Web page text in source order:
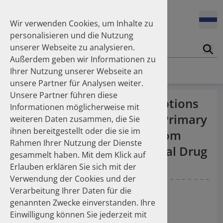
Homepage Publikationen
Feldt Sandra
Fischer Laura
Franzmann Alexandra
Freudewald Leonard G.
Friedland Kristina
Friis Robert
Ganso Matthias
Goebel Ralf
Götzinger Felix
Gradl Gabriele
Griese-Mammen Nina
Hadji Peyman
Haehling Stephan
Haidinger Gerald
Hansen Kerstin
Heinemann Axel
Heinemann Lutz
den Hausmüll?
17.04.2026
Das Potenzial des DAPI zur Unterstützung der
Apothekerkammern – Was ist das DAPI?
07.04.2026
Trends in use of antipsychotics in Germany 2014–2024: a
nationwide population-based study
25.11.2025
Increasing use of non-statin and combination lipid-
lowering therapies 2012–2025: a nationwide study
23.10.2025
Inhaler use and their carbon footprint in Germany: a 10-
year analysis (2013–2022)
Assessment of the Prescriptions
of Systemic Antibiotics in Primary
Dental Care in Germany from
2017 to 2021: A Longitudinal Drug
Utilization Study
Gradl G Kieble M Nagaba J Schulz M
Antibiotics 2022, 11, 1723.
Wir verwenden Cookies, um Inhalte zu
personalisieren und die Nutzung
unserer Webseite zu analysieren.
Außerdem geben wir Informationen zu
Ihrer Nutzung unserer Webseite an
unsere Partner für Analysen weiter.
Unsere Partner führen diese
Informationen möglicherweise mit
weiteren Daten zusammen, die Sie
ihnen bereitgestellt oder die sie im
Rahmen Ihrer Nutzung der Dienste
gesammelt haben. Mit dem Klick auf
Erlauben erklären Sie sich mit der
Verwendung der Cookies und der
Verarbeitung Ihrer Daten für die
genannten Zwecke einverstanden. Ihre
Einwilligung können Sie jederzeit mit